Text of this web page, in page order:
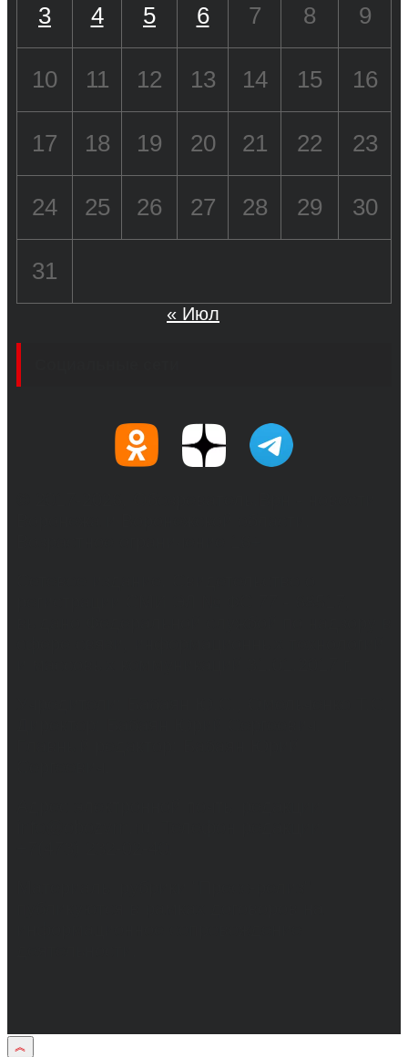
3 4 5 6 7 8 9
10 11 12 13 14 15 16
17 18 19 20 21 22 23
24 25 26 27 28 29 30
31
« Июл